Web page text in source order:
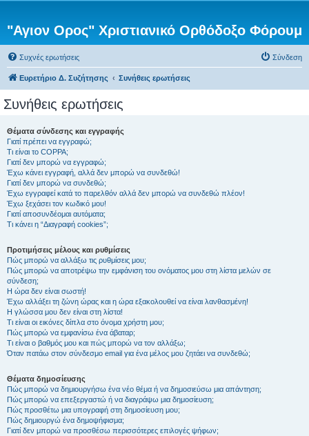
"Αγιον Ορος" Χριστιανικό Ορθόδοξο Φόρουμ
Συχνές ερωτήσεις Σύνδεση
Ευρετήριο Δ. Συζήτησης Συνήθεις ερωτήσεις
Συνήθεις ερωτήσεις
Θέματα σύνδεσης και εγγραφής
Γιατί πρέπει να εγγραφώ;
Τι είναι το COPPA;
Γιατί δεν μπορώ να εγγραφώ;
Έχω κάνει εγγραφή, αλλά δεν μπορώ να συνδεθώ!
Γιατί δεν μπορώ να συνδεθώ;
Έχω εγγραφεί κατά το παρελθόν αλλά δεν μπορώ να συνδεθώ πλέον!
Έχω ξεχάσει τον κωδικό μου!
Γιατί αποσυνδέομαι αυτόματα;
Τι κάνει η “Διαγραφή cookies”;
Προτιμήσεις μέλους και ρυθμίσεις
Πώς μπορώ να αλλάξω τις ρυθμίσεις μου;
Πώς μπορώ να αποτρέψω την εμφάνιση του ονόματος μου στη λίστα μελών σε
σύνδεση;
Η ώρα δεν είναι σωστή!
Έχω αλλάξει τη ζώνη ώρας και η ώρα εξακολουθεί να είναι λανθασμένη!
Η γλώσσα μου δεν είναι στη λίστα!
Τι είναι οι εικόνες δίπλα στο όνομα χρήστη μου;
Πώς μπορώ να εμφανίσω ένα άβαταρ;
Τι είναι ο βαθμός μου και πώς μπορώ να τον αλλάξω;
Όταν πατάω στον σύνδεσμο email για ένα μέλος μου ζητάει να συνδεθώ;
Θέματα δημοσίευσης
Πώς μπορώ να δημιουργήσω ένα νέο θέμα ή να δημοσιεύσω μια απάντηση;
Πώς μπορώ να επεξεργαστώ ή να διαγράψω μια δημοσίευση;
Πώς προσθέτω μια υπογραφή στη δημοσίευση μου;
Πώς δημιουργώ ένα δημοψήφισμα;
Γιατί δεν μπορώ να προσθέσω περισσότερες επιλογές ψήφων;